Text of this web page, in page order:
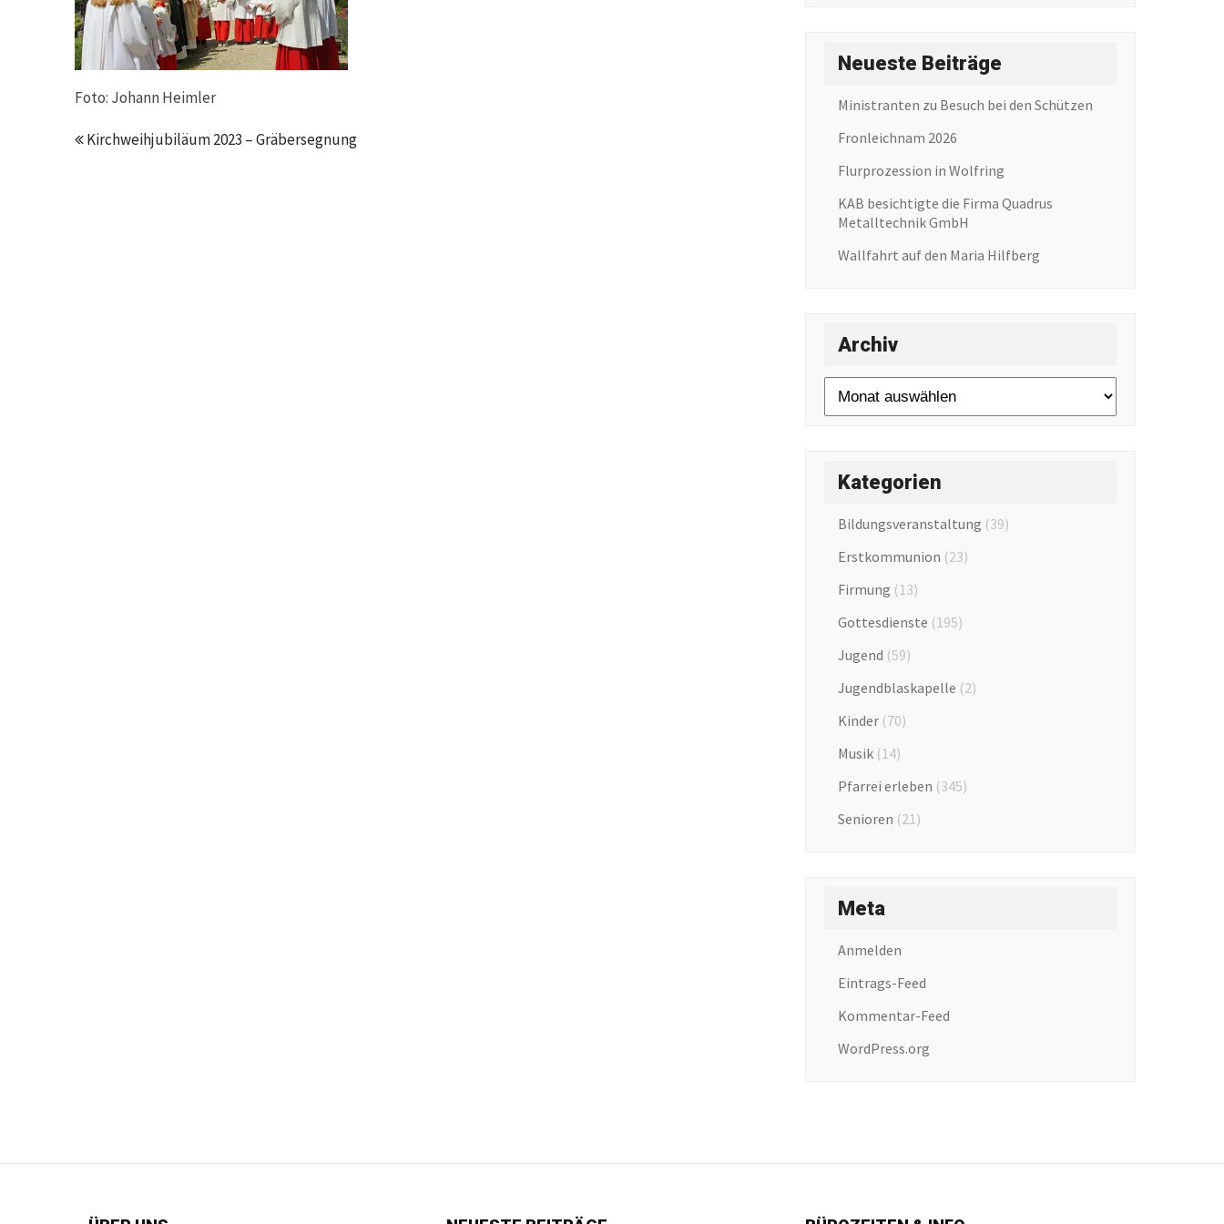
Foto: Johann Heimler
Kirchweihjubiläum 2023 – Gräbersegnung
Neueste Beiträge
Ministranten zu Besuch bei den Schützen
Fronleichnam 2026
Flurprozession in Wolfring
KAB besichtigte die Firma Quadrus
Metalltechnik GmbH
Wallfahrt auf den Maria Hilfberg
Archiv
Archiv
Kategorien
Bildungsveranstaltung (39)
Erstkommunion (23)
Firmung (13)
Gottesdienste (195)
Jugend (59)
Jugendblaskapelle (2)
Kinder(70)
Musik(14)
Pfarrei erleben (345)
Senioren (21)
Meta
Anmelden
Eintrags-Feed
Kommentar-Feed
WordPress.org